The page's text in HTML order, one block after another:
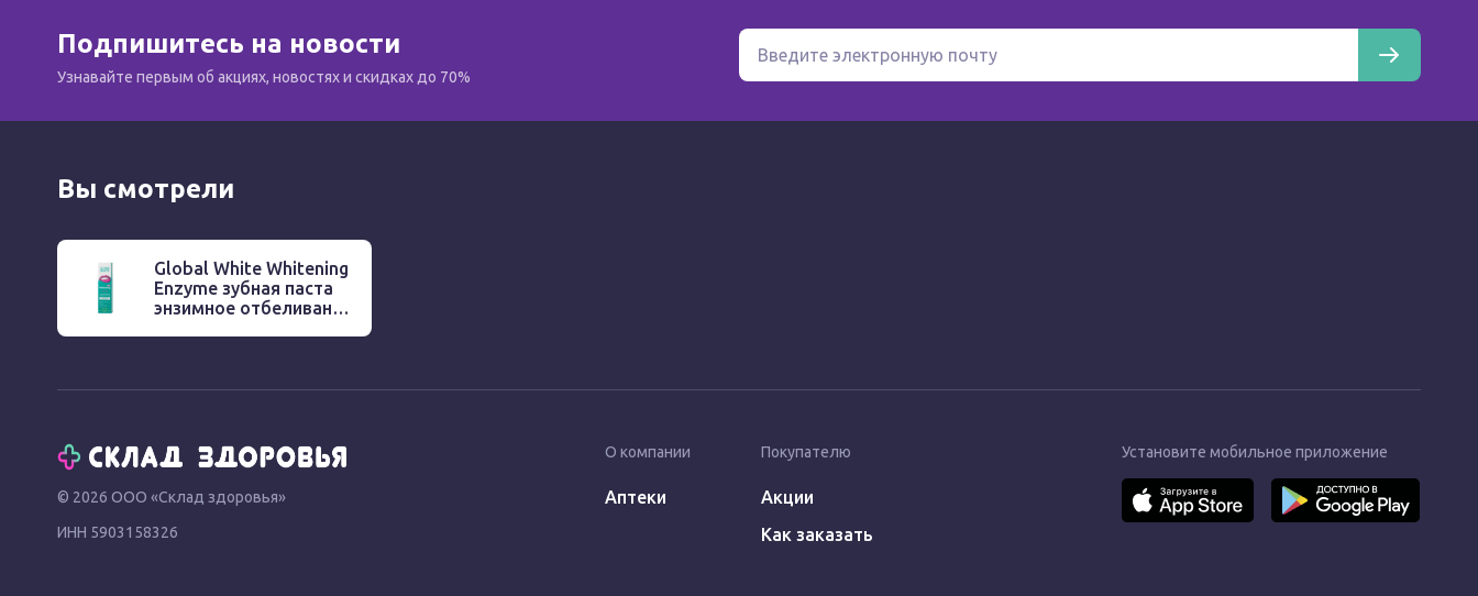
Подпишитесь на новости
Узнавайте первым об акциях, новостях и скидках до 70%
Вы смотрели
Global White Whitening
Enzyme зубная паста
энзимное отбеливание
© 2026 ООО «Склад здоровья»
ИНН 5903158326
О компании
Аптеки
Покупателю
Акции
Как заказать
Установите мобильное приложение